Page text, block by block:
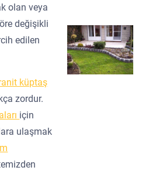
olan veya
değişikli
edilen
küptaş
zordur.
için
ulaşmak